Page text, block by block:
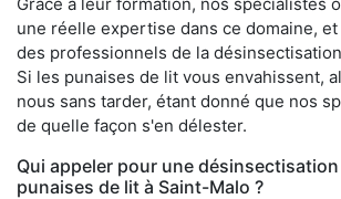
une réelle expertise dans ce domaine,
des professionnels de la
Si les punaises de lit vous envahissent,
nous sans tarder, étant donné que nos
de quelle façon s'en délester.
Qui appeler pour une
punaises de lit à Saint-Malo ?